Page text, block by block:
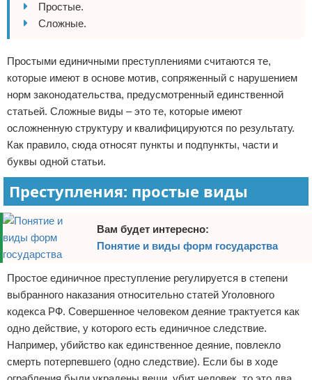
Простые.
Сложные.
Простыми единичными преступлениями считаются те,
которые имеют в основе мотив, сопряженный с нарушением
норм законодательства, предусмотренный единственной
статьей. Сложные виды – это те, которые имеют
осложненную структуру и квалифицируются по результату.
Как правило, сюда относят пункты и подпункты, части и
буквы одной статьи.
Преступления: простые виды
Вам будет интересно:
Понятие и виды форм государства
Простое единичное преступление регулируется в степени
выбранного наказания относительно статей Уголовного
кодекса РФ. Совершенное человеком деяние трактуется как
одно действие, у которого есть единичное следствие.
Например, убийство как единственное деяние, повлекло
смерть потерпевшего (одно следствие). Если бы в ходе